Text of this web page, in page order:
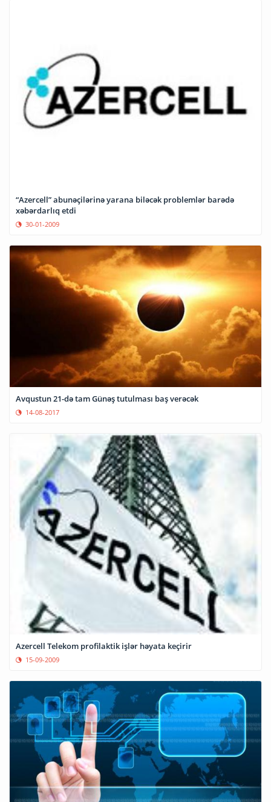
“Azercell” abunəçilərinə yarana biləcək problemlər barədə
xəbərdarlıq etdi
30-01-2009
Avqustun 21-də tam Günəş tutulması baş verəcək
14-08-2017
Azercell Telekom profilaktik işlər həyata keçirir
15-09-2009